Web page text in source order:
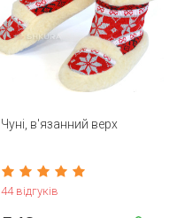
Чуні, в'язанний верх
44 відгуків